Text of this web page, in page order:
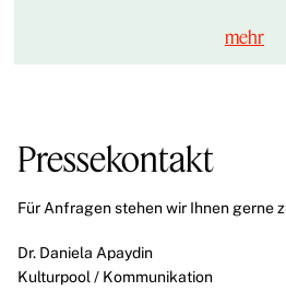
mehr
Pressekontakt
Für Anfragen stehen wir Ihnen gerne
Dr. Daniela Apaydin
Kulturpool / Kommunikation